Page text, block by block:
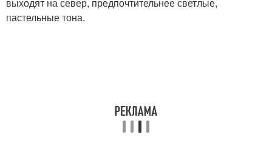
пастельные тона.